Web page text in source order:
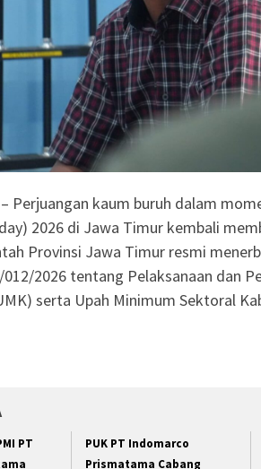
Perjuangan kaum buruh dalam
2026 di Jawa Timur kembali
Provinsi Jawa Timur resmi
2026 tentang Pelaksanaan dan
serta Upah Minimum Sektoral
PT
PUK PT Indomarco
Prismatama Cabang